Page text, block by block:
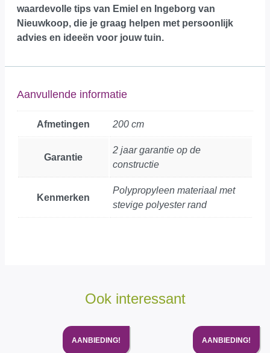
waardevolle tips van Emiel en Ingeborg van
Nieuwkoop, die je graag helpen met persoonlijk
advies en ideeën voor jouw tuin.
Aanvullende informatie
Afmetingen 200 cm
Garantie
2 jaar garantie op de
constructie
Kenmerken
Polypropyleen materiaal met
stevige polyester rand
Ook interessant
AANBIEDING! AANBIEDING!